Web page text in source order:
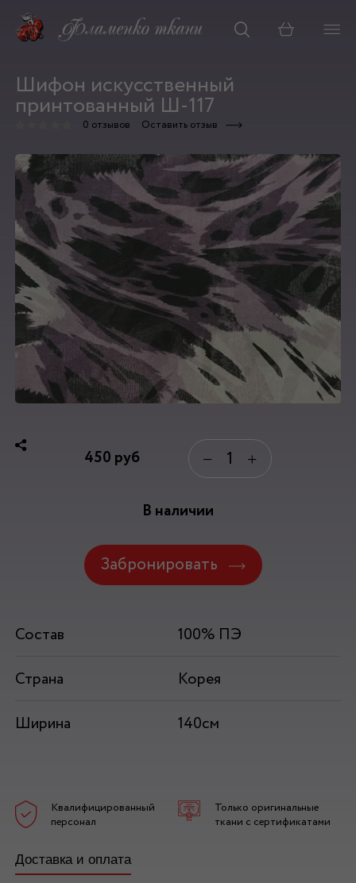
Корзина
Шифон искусственный
принтованный Ш-117
0 отзывов Оставить отзыв
450 руб − +
В наличии
Забронировать
Состав
100% ПЭ
Страна
Корея
Ширина
140см
Квалифицированный
персонал
Только оригинальные
ткани с сертификатами
Доставка и оплата